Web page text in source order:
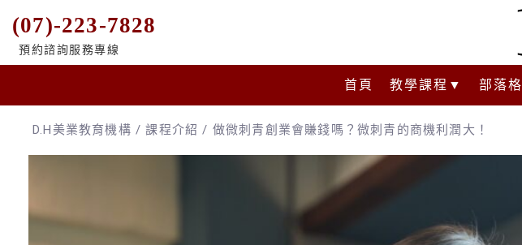
(07)-223-7828
預約諮詢服務專線
首頁 教學課程▼ 部落格
D.H美業教育機構 /課程介紹 / 做微刺青創業會賺錢嗎？微刺青的商機利潤大！